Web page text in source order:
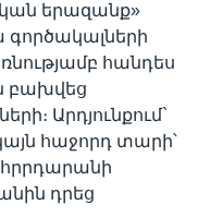
երազանք»
գործակալների
հանդես
բախվեց
Արդյունքում`
հաջորդ տարի՝
դրեց